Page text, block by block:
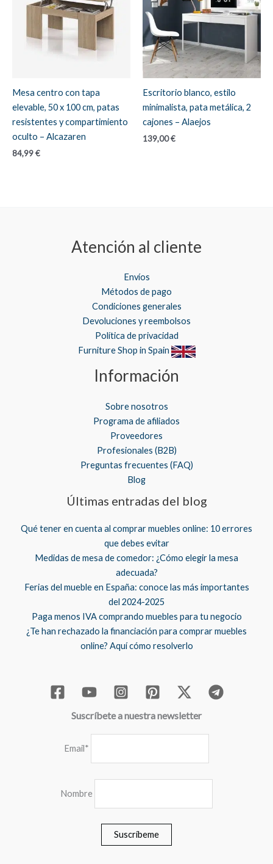
Mesa centro con tapa
elevable, 50 x 100 cm, patas
resistentes y compartimiento
oculto – Alcazaren
84,99€
Escritorio blanco, estilo
minimalista, pata metálica, 2
cajones – Alaejos
139,00€
Atención al cliente
Envíos
Métodos de pago
Condiciones generales
Devoluciones y reembolsos
Política de privacidad
Furniture Shop in Spain
Información
Sobre nosotros
Programa de afiliados
Proveedores
Profesionales (B2B)
Preguntas frecuentes (FAQ)
Blog
Últimas entradas del blog
Qué tener en cuenta al comprar muebles online: 10 errores
que debes evitar
Medidas de mesa de comedor: ¿Cómo elegir la mesa
adecuada?
Ferias del mueble en España: conoce las más importantes
del 2024-2025
Paga menos IVA comprando muebles para tu negocio
¿Te han rechazado la financiación para comprar muebles
online? Aquí cómo resolverlo
Suscríbete a nuestra newsletter
Email*
Nombre